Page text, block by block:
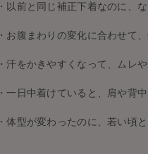
・以前と同じ補正下着なのに、
・お腹まわりの変化に合わせて
・汗をかきやすくなって、ムレ
・一日中着けていると、肩や背
・体型が変わったのに、若い頃